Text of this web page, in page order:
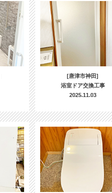
[唐津市神田]
浴室ドア交換工事
2025.11.03